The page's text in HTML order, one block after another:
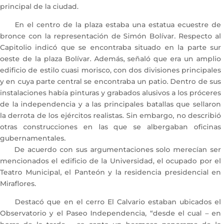
principal de la ciudad.
En el centro de la plaza estaba una estatua ecuestre de
bronce con la representación de Simón Bolívar. Respecto al
Capitolio indicó que se encontraba situado en la parte sur
oeste de la plaza Bolívar. Además, señaló que era un amplio
edificio de estilo cuasi morisco, con dos divisiones principales
y en cuya parte central se encontraba un patio. Dentro de sus
instalaciones había pinturas y grabados alusivos a los próceres
de la independencia y a las principales batallas que sellaron
la derrota de los ejércitos realistas. Sin embargo, no describió
otras construcciones en las que se albergaban oficinas
gubernamentales.
De acuerdo con sus argumentaciones solo merecían ser
mencionados el edificio de la Universidad, el ocupado por el
Teatro Municipal, el Panteón y la residencia presidencial en
Miraflores.
Destacó que en el cerro El Calvario estaban ubicados el
Observatorio y el Paseo Independencia, “desde el cual – en